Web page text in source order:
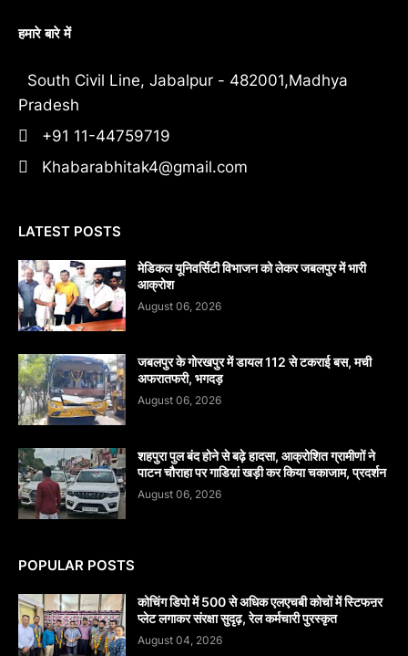
हमारे बारे में
South Civil Line, Jabalpur - 482001,Madhya
Pradesh
+91 11-44759719
Khabarabhitak4@gmail.com
LATEST POSTS
मेडिकल यूनिवर्सिटी विभाजन को लेकर जबलपुर में भारी
आक्रोश
August 06, 2026
जबलपुर के गोरखपुर में डायल 112 से टकराई बस, मची
अफरातफरी, भगदड़
August 06, 2026
शहपुरा पुल बंद होने से बढ़े हादसा, आक्रोशित ग्रामीणों ने
पाटन चौराहा पर गाडिय़ां खड़ी कर किया चकाजाम, प्रदर्शन
August 06, 2026
POPULAR POSTS
कोचिंग डिपो में 500 से अधिक एलएचबी कोचों में स्टिफऩर
प्लेट लगाकर संरक्षा सुदृढ़, रेल कर्मचारी पुरस्कृत
August 04, 2026